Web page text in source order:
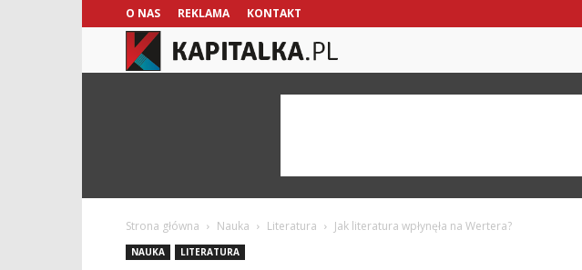
O NAS REKLAMA KONTAKT
Strona główna Nauka Literatura Jak literatura wpłynęła na Wertera?
NAUKA LITERATURA